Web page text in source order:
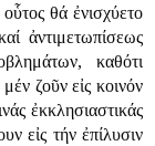
θά ἐνισχύετο
ἀντιμετωπίσεως
καθότι
ζοῦν εἰς κοινόν
ἐκκλησιαστικάς
εἰς τήν ἐπίλυσιν